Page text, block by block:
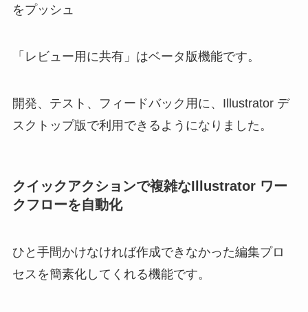
をプッシュ
「レビュー用に共有」はベータ版機能です。
開発、テスト、フィードバック用に、Illustrator デ
スクトップ版で利用できるようになりました。
クイックアクションで複雑なIllustrator ワー
クフローを自動化
ひと手間かけなければ作成できなかった編集プロ
セスを簡素化してくれる機能です。